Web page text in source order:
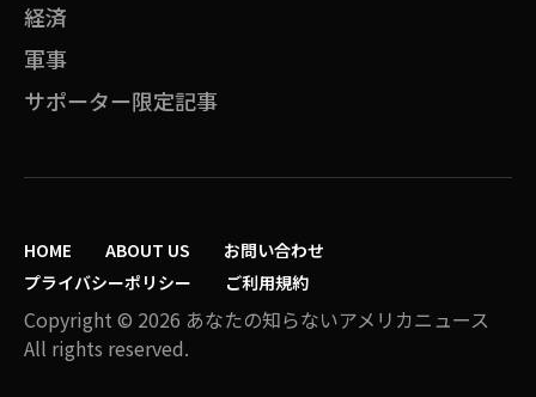
経済
軍事
サポーター限定記事
HOME ABOUT US
お問い合わせ
プライバシーポリシー
ご利用規約
Copyright © 2026 あなたの知らないアメリカニュース
All rights reserved.